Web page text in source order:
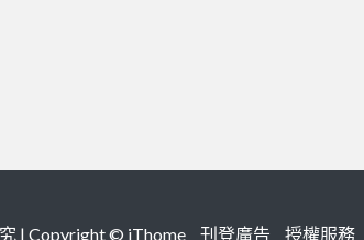
| Copyright © iThome 刊登廣告 授權服務